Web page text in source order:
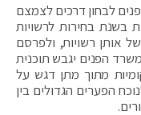
לבחון דרכים לצמצם
בשנת בחירות לרשויות
אותן רשויות, ולפרסם
הפנים יגבש תוכנית
מתוך מתן דגש על
הפערים הגדולים בין